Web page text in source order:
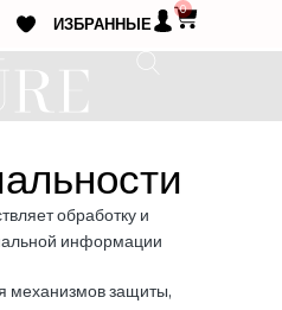
ИЗБРАННЫЕ
0
обработку и
информации
механизмов защиты,